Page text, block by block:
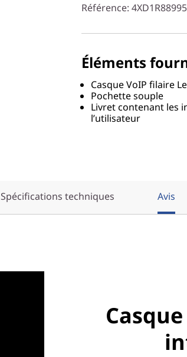
Référence: 4XD1R88995
Éléments
Casque VoIP filaire
Pochette souple
Livret contenant les
l’utilisateur
Spécifications techniques Avis